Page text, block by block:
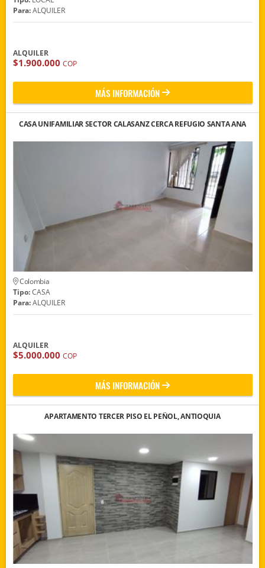
Para:ALQUILER
ALQUILER
$1.900.000 COP
MÁS INFORMACIÓN
CASA UNIFAMILIAR SECTOR CALASANZ CERCA REFUGIO SANTA ANA
Colombia
Tipo:CASA
Para:ALQUILER
ALQUILER
$5.000.000 COP
MÁS INFORMACIÓN
APARTAMENTO TERCER PISO EL PEÑOL, ANTIOQUIA